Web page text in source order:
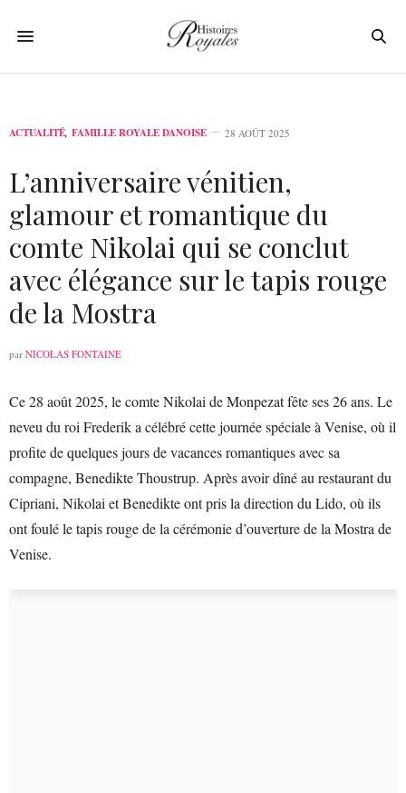
ACTUALITÉ, FAMILLE ROYALE DANOISE 28 AOÛT 2025
L’anniversaire vénitien,
glamour et romantique du
comte Nikolai qui se conclut
avec élégance sur le tapis rouge
de la Mostra
par NICOLAS FONTAINE
Ce 28 août 2025, le comte Nikolai de Monpezat fête ses 26 ans. Le
neveu du roi Frederik a célébré cette journée spéciale à Venise, où il
profite de quelques jours de vacances romantiques avec sa
compagne, Benedikte Thoustrup. Après avoir dîné au restaurant du
Cipriani, Nikolai et Benedikte ont pris la direction du Lido, où ils
ont foulé le tapis rouge de la cérémonie d’ouverture de la Mostra de
Venise.